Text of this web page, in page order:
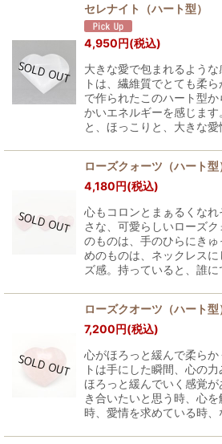
セレナイト（ハート型）
4,950円(税込)
大きな愛で包まれるよう
トは、繊維質でとても柔
で作られたこのハート型
かいエネルギーを感じま
と、ほっこりと、大きな
ローズクォーツ（ハート型
4,180円(税込)
心もコロンとまぁるくな
さな、可愛らしいローズ
のものは、手のひらにきゅ
めのものは、ネックレス
ズ感。持っていると、誰
ローズクオーツ（ハート型
7,200円(税込)
心がほろっと緩んで柔ら
トは手にした瞬間、心の
ほろっと緩んでいく感覚
き合いたいと思う時、心
時、愛情を求めている時